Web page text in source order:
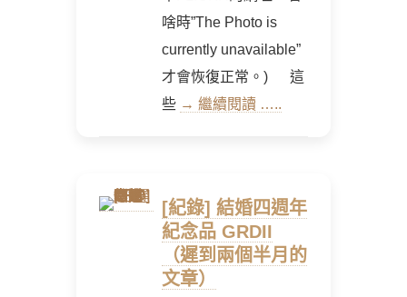
啥時”The Photo is
currently unavailable”
才會恢復正常。) 這
些 → 繼續閱讀 …..
[紀錄] 結婚四週年
紀念品 GRDII
（遲到兩個半月的
文章）